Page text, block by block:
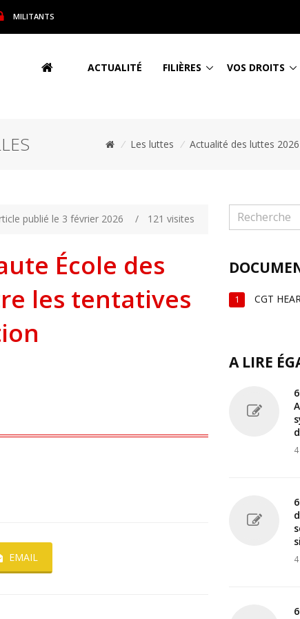
MILITANTS
ACTUALITÉ FILIÈRES VOS DROITS
/ Les luttes / Actualité des luttes 2026
publié le 3 février 2026 / 121 visites
École des
les tentatives
EMAIL
1 CGT
A LIRE